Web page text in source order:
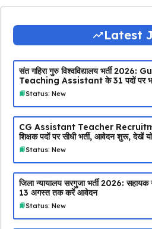
Latest
संत गहिरा गुरु विश्वविद्यालय भर्ती
Teaching Assistant के 31 पदों पर
Status: New
CG Assistant Teacher
शिक्षक पदों पर सीधी भर्ती, आवेदन शुरू, देखें
Status: New
जिला न्यायालय सरगुजा भर्ती 2026:
13 अगस्त तक करें आवेदन
Status: New